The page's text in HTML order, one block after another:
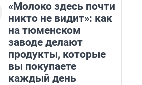
«Молоко здесь почти
никто не видит»: как
на тюменском
заводе делают
продукты, которые
вы покупаете
каждый день